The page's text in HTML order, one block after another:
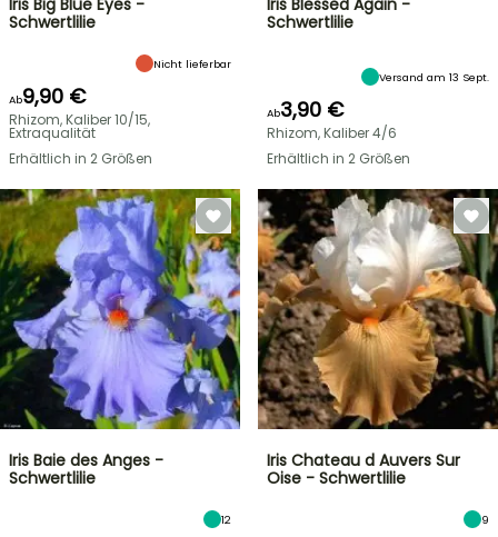
Iris Big Blue Eyes -
Schwertlilie
Nicht lieferbar
Ab9,90 €
Rhizom, Kaliber 10/15,
Extraqualität
Erhältlich in 2 Größen
Iris Blessed Again -
Schwertlilie
Versand am 13 Sept.
Ab3,90 €
Rhizom, Kaliber 4/6
Erhältlich in 2 Größen
Iris Baie des Anges -
Schwertlilie
12
Iris Chateau d Auvers Sur
Oise - Schwertlilie
9